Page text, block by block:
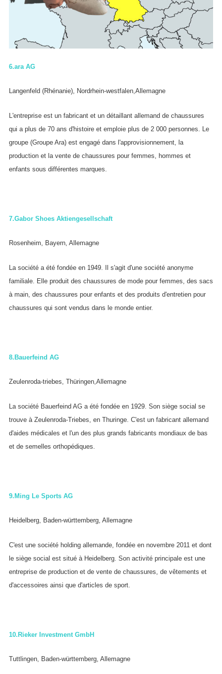
6.ara AG
Langenfeld (Rhénanie), Nordrhein-westfalen,Allemagne
L'entreprise est un fabricant et un détaillant allemand de chaussures
qui a plus de 70 ans d'histoire et emploie plus de 2 000 personnes. Le
groupe (Groupe Ara) est engagé dans l'approvisionnement, la
production et la vente de chaussures pour femmes, hommes et
enfants sous différentes marques.
7.Gabor Shoes Aktiengesellschaft
Rosenheim, Bayern, Allemagne
La société a été fondée en 1949. Il s'agit d'une société anonyme
familiale. Elle produit des chaussures de mode pour femmes, des sacs
à main, des chaussures pour enfants et des produits d'entretien pour
chaussures qui sont vendus dans le monde entier.
8.Bauerfeind AG
Zeulenroda-triebes, Thüringen,Allemagne
La société Bauerfeind AG a été fondée en 1929. Son siège social se
trouve à Zeulenroda-Triebes, en Thuringe. C'est un fabricant allemand
d'aides médicales et l'un des plus grands fabricants mondiaux de bas
et de semelles orthopédiques.
9.Ming Le Sports AG
Heidelberg, Baden-württemberg, Allemagne
C'est une société holding allemande, fondée en novembre 2011 et dont
le siège social est situé à Heidelberg. Son activité principale est une
entreprise de production et de vente de chaussures, de vêtements et
d'accessoires ainsi que d'articles de sport.
10.Rieker Investment GmbH
Tuttlingen, Baden-württemberg, Allemagne